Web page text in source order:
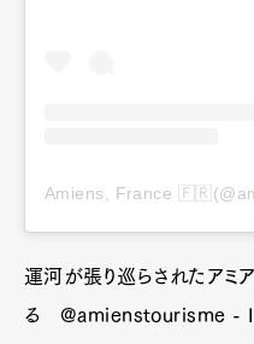
運河が張り巡らされたアミ
る @amienstourisme -